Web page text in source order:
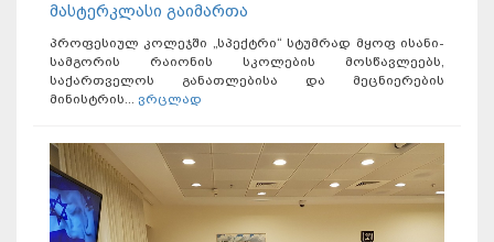
მასტერკლასი გაიმართა
პროფესიულ კოლეჯში „სპექტრი“ სტუმრად მყოფ ისანი-
სამგორის რაიონის სკოლების მოსწავლეებს,
საქართველოს განათლებისა და მეცნიერების
მინისტრის... ვრცლად